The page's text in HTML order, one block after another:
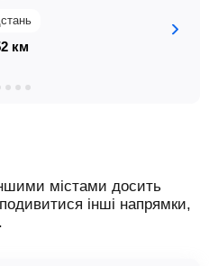
км
містами досить
інші напрямки,